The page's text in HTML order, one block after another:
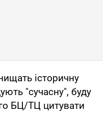
історичну
"сучасну", буду
БЦ/ТЦ цитувати